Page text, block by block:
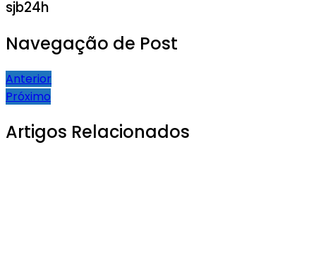
sjb24h
Navegação de Post
Anterior
Próximo
Artigos Relacionados